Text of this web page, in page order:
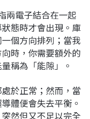
兩電子結合在一起
態時才會出現。庫
個方向排列；當我
時，你需要額外的
稱為「能隙」。
於正常；然而，當
體便會失去平衡。
然但又不足以完全